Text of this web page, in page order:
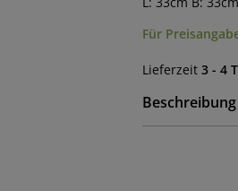
Für
Lieferzeit 3 - 4
Beschreibung